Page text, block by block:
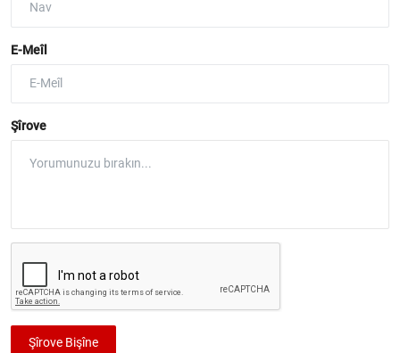
E-Meîl
Şîrove
Şîrove Bişîne